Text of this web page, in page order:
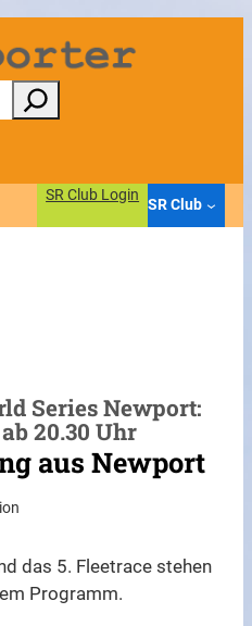
SR Club Login
SR Club
Series Newport:
20.30 Uhr
aus Newport
das 5. Fleetrace stehen
Programm.